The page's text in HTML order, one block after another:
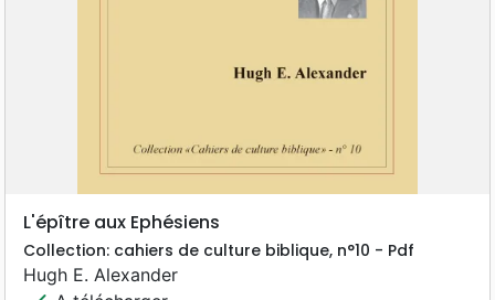
L'épître aux Ephésiens
Collection: cahiers de culture biblique, n°10 - Pdf
Hugh E. Alexander